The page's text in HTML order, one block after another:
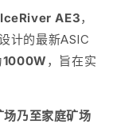
IceRiver AE3，
计的最新ASIC
1000W ，旨在实
乃至家庭矿场